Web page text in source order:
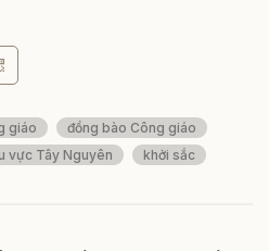
giáo
đồng bào Công giáo
vực Tây Nguyên
khởi sắc